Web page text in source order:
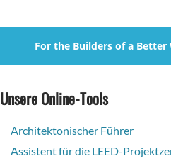
For the Builders of a Better
Unsere Online-Tools
Architektonischer Führer
Assistent für die LEED-